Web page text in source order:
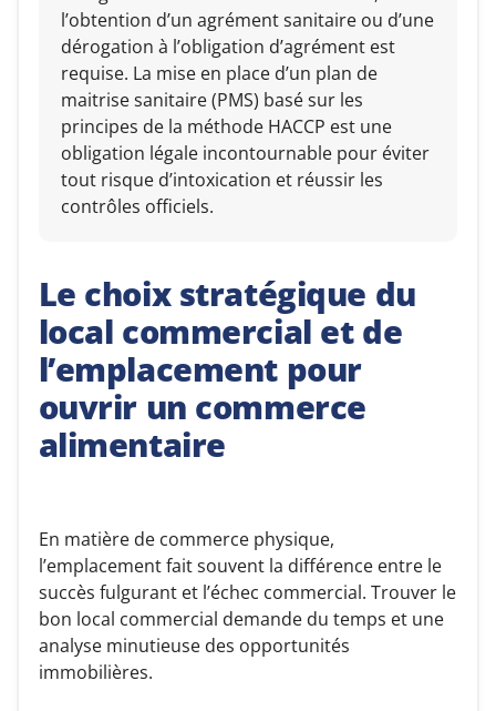
l’obtention d’un agrément sanitaire ou d’une
dérogation à l’obligation d’agrément est
requise. La mise en place d’un plan de
maitrise sanitaire (PMS) basé sur les
principes de la méthode HACCP est une
obligation légale incontournable pour éviter
tout risque d’intoxication et réussir les
contrôles officiels.
Le choix stratégique du
local commercial et de
l’emplacement pour
ouvrir un commerce
alimentaire
En matière de commerce physique,
l’emplacement fait souvent la différence entre le
succès fulgurant et l’échec commercial. Trouver le
bon local commercial demande du temps et une
analyse minutieuse des opportunités
immobilières.